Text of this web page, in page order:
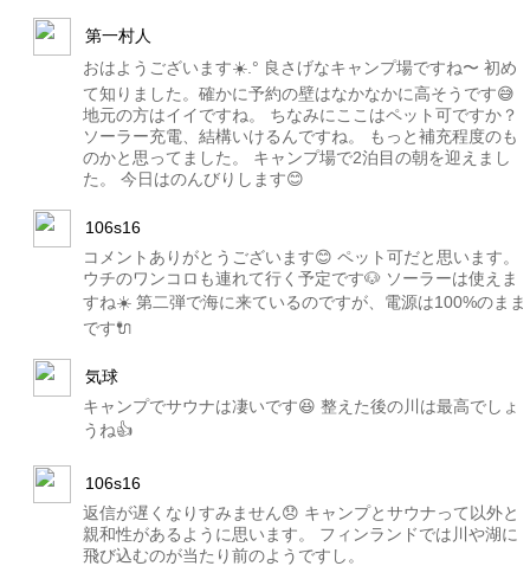
第一村人
おはようございます☀️.° 良さげなキャンプ場ですね〜 初め
て知りました。確かに予約の壁はなかなかに高そうです😅
地元の方はイイですね。 ちなみにここはペット可ですか？
ソーラー充電、結構いけるんですね。 もっと補充程度のも
のかと思ってました。 キャンプ場で2泊目の朝を迎えまし
た。 今日はのんびりします😊
106s16
コメントありがとうございます😊 ペット可だと思います。
ウチのワンコロも連れて行く予定です🐶 ソーラーは使えま
すね☀️ 第二弾で海に来ているのですが、電源は100%のまま
です🔌
気球
キャンプでサウナは凄いです😆 整えた後の川は最高でしょ
うね👍
106s16
返信が遅くなりすみません😞 キャンプとサウナって以外と
親和性があるように思います。 フィンランドでは川や湖に
飛び込むのが当たり前のようですし。